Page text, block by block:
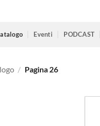
Eventi PODCAST
/ Pagina 26